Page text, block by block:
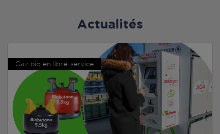
Actualités
Gaz bio en libre-service